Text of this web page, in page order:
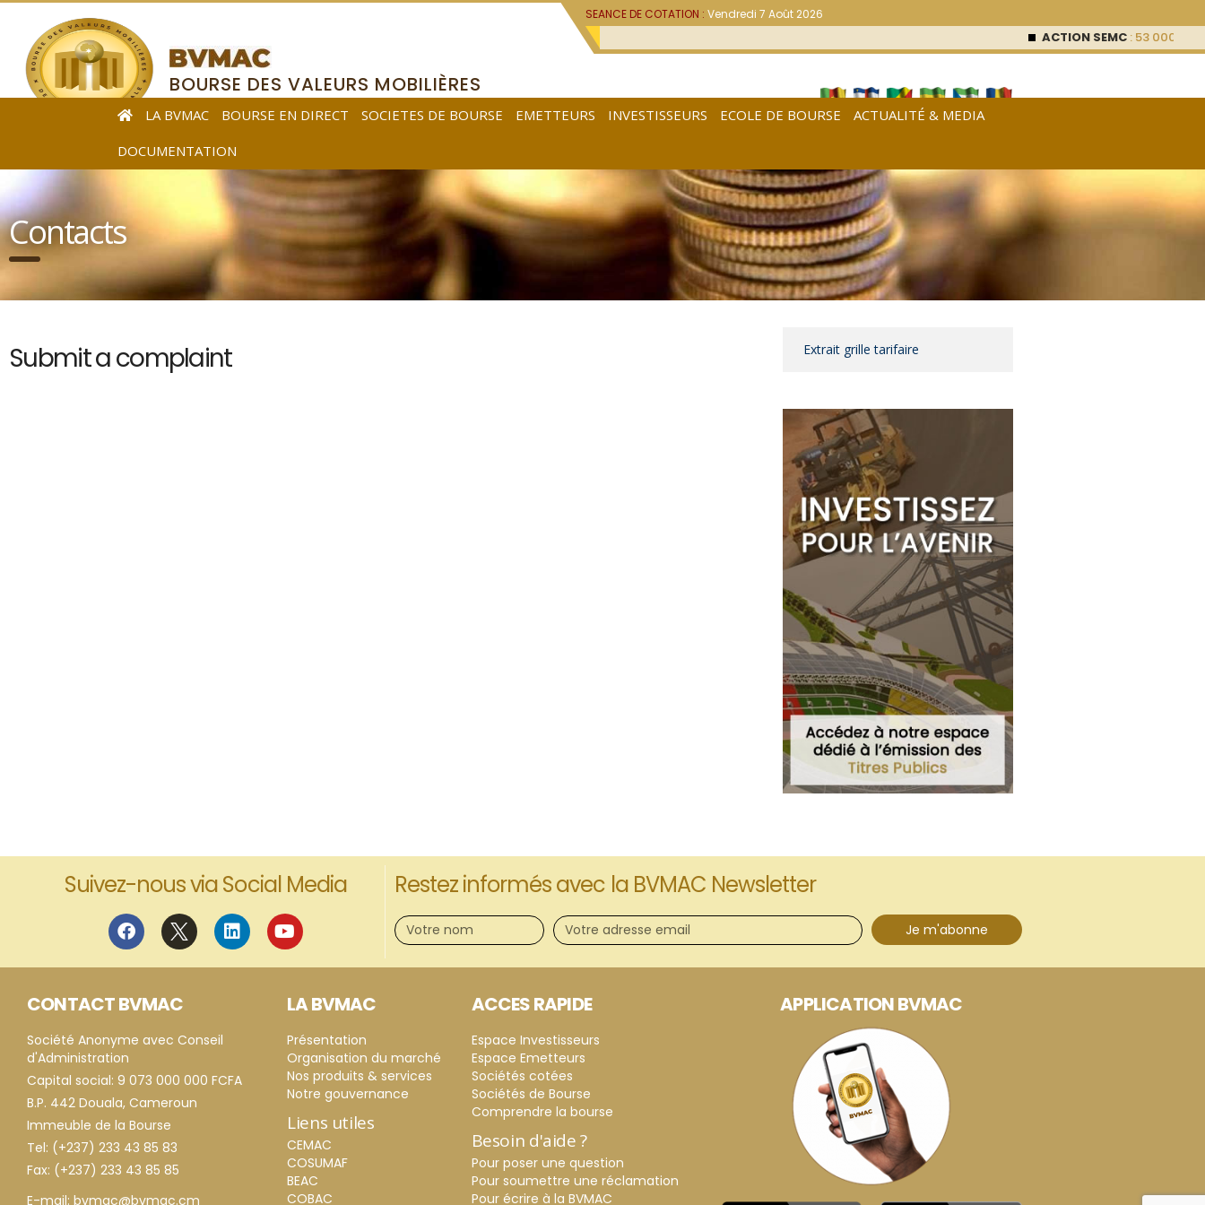
SEANCE DE COTATION :Vendredi 7 Août 2026
ACTION SEMC: 53 000FCFA (0
BOURSE DES VALEURS MOBILIÈRES
DE L’AFRIQUE CENTRALE
LA BVMAC BOURSE EN DIRECT SOCIETES DE BOURSE EMETTEURS INVESTISSEURS ECOLE DE BOURSE
ACTUALITÉ & MEDIA
DOCUMENTATION
Contacts
Submit a complaint Extrait grille tarifaire
Suivez-nous via Social Media Restez informés avec la BVMAC Newsletter
Je m'abonne
CONTACT BVMAC
Société Anonyme avec Conseil
d'Administration
Capital social: 9 073 000 000 FCFA
B.P. 442 Douala, Cameroun
Immeuble de la Bourse
Tel: (+237) 233 43 85 83
Fax: (+237) 233 43 85 85
E-mail: bvmac@bvmac.cm
LA BVMAC
Présentation
Organisation du marché
Nos produits & services
Notre gouvernance
Liens utiles
CEMAC
COSUMAF
BEAC
COBAC
ACCES RAPIDE
Espace Investisseurs
Espace Emetteurs
Sociétés cotées
Sociétés de Bourse
Comprendre la bourse
Besoin d'aide ?
Pour poser une question
Pour soumettre une réclamation
Pour écrire à la BVMAC
APPLICATION BVMAC